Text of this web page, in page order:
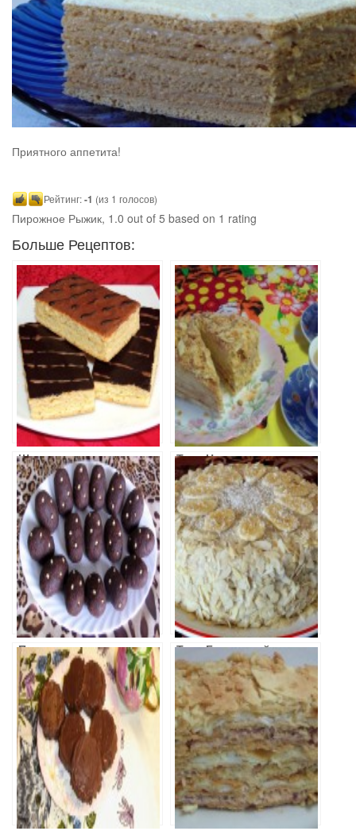
Приятного аппетита!
Рейтинг:-1 (из 1 голосов)
Пирожное Рыжик, 1.0 out of 5 based on 1 rating
Больше Рецептов:
Школьное
пирожное
Торт Наполеон
Пирожное
Картошка
Торт Банановый